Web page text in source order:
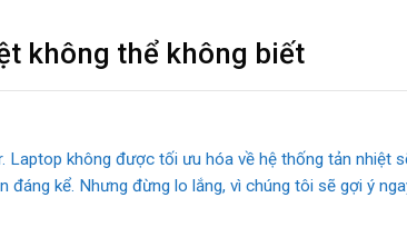
không thể không biết
không được tối ưu hóa về hệ thống tản nhiệt
kể. Nhưng đừng lo lắng, vì chúng tôi sẽ gợi ý